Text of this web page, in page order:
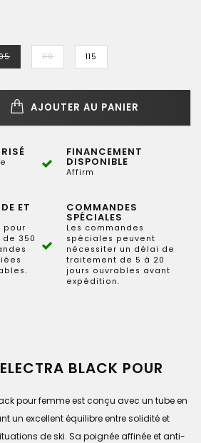
110 115
AJOUTER AU PANIER
FINANCEMENT
DISPONIBLE
Affirm
ET
pour
350
COMMANDES
SPÉCIALES
Les commandes
spéciales peuvent
nécessiter un délai de
traitement de 5 à 20
jours ouvrables avant
expédition.
BLACK POUR
pour femme est conçu avec un tube en
un excellent équilibre entre solidité et
de ski. Sa poignée affinée et anti-